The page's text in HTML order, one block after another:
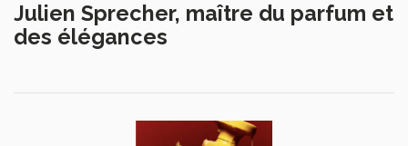
Julien Sprecher, maître du parfum et
des élégances